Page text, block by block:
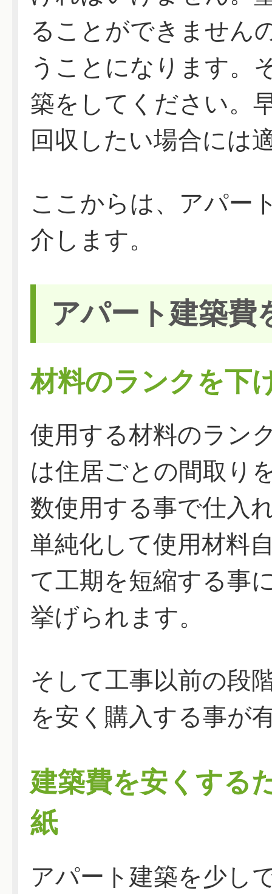
ることができません
うことになります。
築をしてください。
回収したい場合には
ここからは、アパー
介します。
アパート建築費
材料のランクを下
使用する材料のラン
は住居ごとの間取り
数使用する事で仕入
単純化して使用材料
て工期を短縮する事
挙げられます。
そして工事以前の段
を安く購入する事が
建築費を安くする
紙
アパート建築を少し